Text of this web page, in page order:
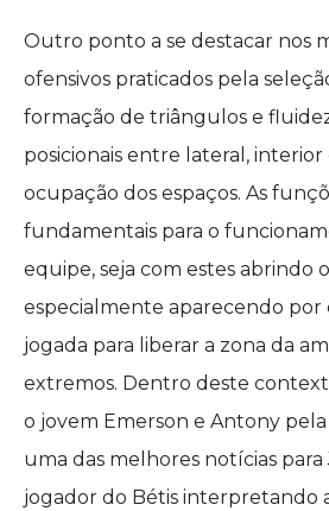
Outro ponto a se destacar nos
ofensivos praticados pela
formação de triângulos e
posicionais entre lateral,
ocupação dos espaços. As
fundamentais para o
equipe, seja com estes abrindo
especialmente aparecendo por
jogada para liberar a zona da
extremos. Dentro deste
o jovem Emerson e Antony
uma das melhores notícias para
jogador do Bétis interpretando